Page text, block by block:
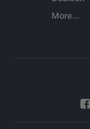
More...